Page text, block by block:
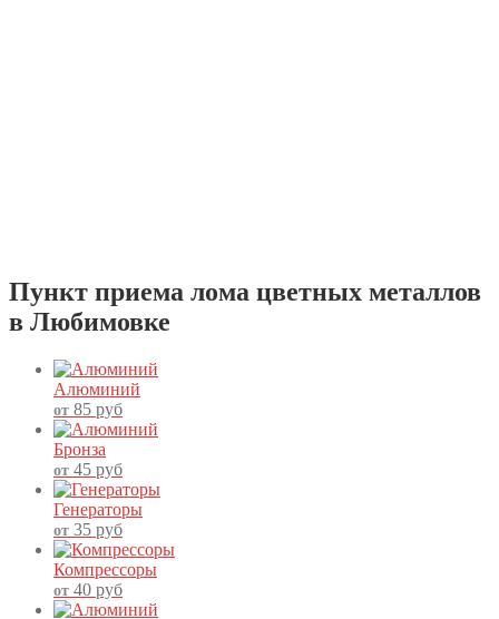
Пункт приема лома цветных металлов
в Любимовке
Алюминий
от 85 руб
Бронза
от 45 руб
Генераторы
от 35 руб
Компрессоры
от 40 руб